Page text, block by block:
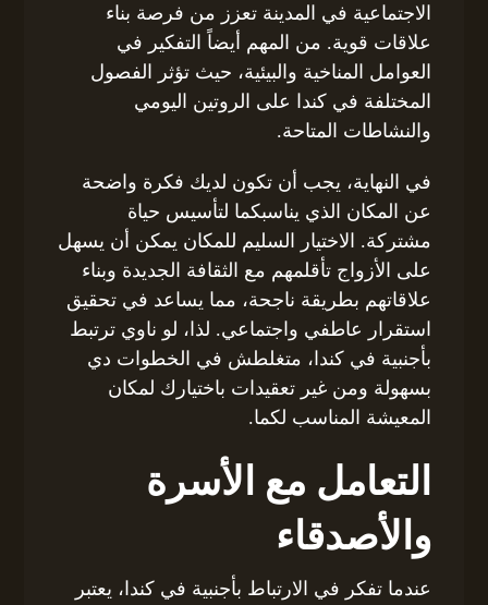
الاجتماعية في المدينة تعزز من فرصة بناء
علاقات قوية. من المهم أيضاً التفكير في
العوامل المناخية والبيئية، حيث تؤثر الفصول
المختلفة في كندا على الروتين اليومي
والنشاطات المتاحة.
في النهاية، يجب أن تكون لديك فكرة واضحة
عن المكان الذي يناسبكما لتأسيس حياة
مشتركة. الاختيار السليم للمكان يمكن أن يسهل
على الأزواج تأقلمهم مع الثقافة الجديدة وبناء
علاقاتهم بطريقة ناجحة، مما يساعد في تحقيق
استقرار عاطفي واجتماعي. لذا، لو ناوي ترتبط
بأجنبية في كندا، متغلطش في الخطوات دي
بسهولة ومن غير تعقيدات باختيارك لمكان
المعيشة المناسب لكما.
التعامل مع الأسرة
والأصدقاء
عندما تفكر في الارتباط بأجنبية في كندا، يعتبر